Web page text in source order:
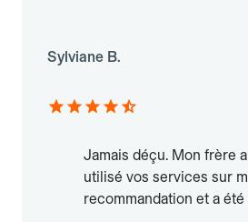
Sylviane B.
Jamais déçu. Mon frère
utilisé vos services sur
recommandation et a